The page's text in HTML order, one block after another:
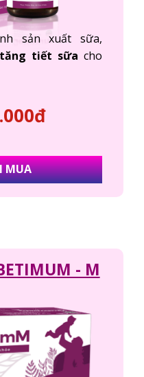
MUA
sản xuất sữa,
tiết sữa cho
- M